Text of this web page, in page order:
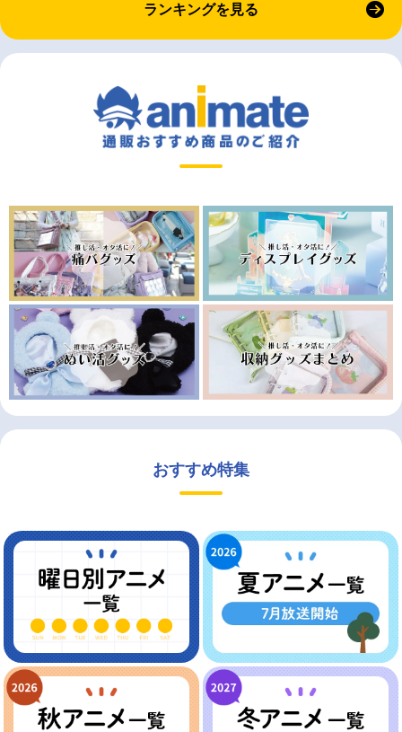
ランキングを見る
おすすめ特集